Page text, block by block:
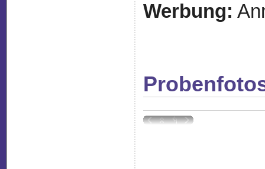
Werbung: